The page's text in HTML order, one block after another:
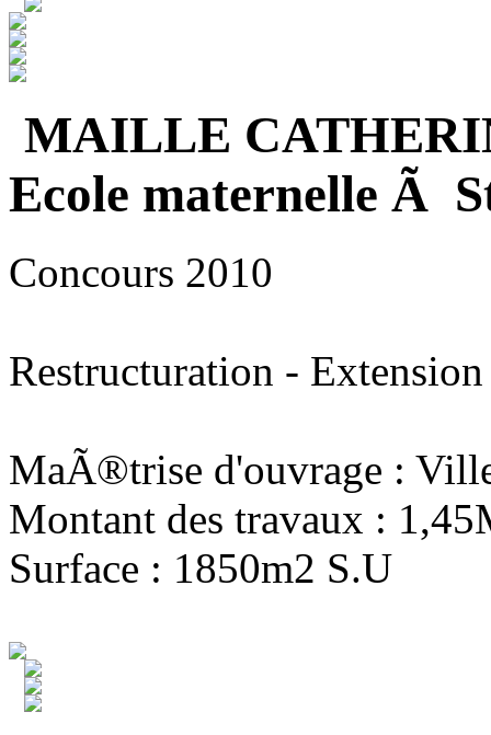
MAILLE
Ecole maternelle Ã
Concours 2010
Restructuration - Extension
MaÃ®trise d'ouvrage :
Montant des travaux :
Surface : 1850m2 S.U